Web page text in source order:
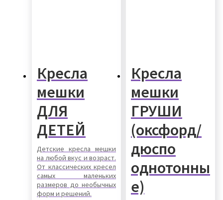
Кресла
мешки
ДЛЯ
ДЕТЕЙ
Детские кресла мешки
на любой вкус и возраст.
От классических кресел
самых маленьких
размеров до необычных
форм и решений.
Кресла
мешки
ГРУШИ
(оксфорд/
дюспо
однотонны
е)